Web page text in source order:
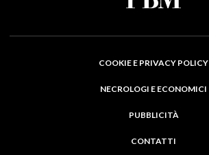
COOKIE E PRIVACY POLICY
NECROLOGI E ECONOMICI
PUBBLICITÀ
CONTATTI